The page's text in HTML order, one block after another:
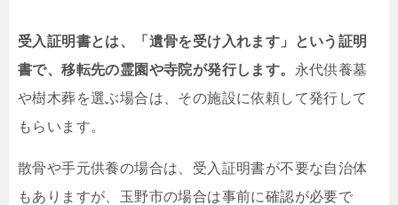
受入証明書とは、「遺骨を受け入れます」という証明
書で、移転先の霊園や寺院が発行します。 永代供養墓
や樹木葬を選ぶ場合は、その施設に依頼して発行して
もらいます。
散骨や手元供養の場合は、受入証明書が不要な自治体
もありますが、玉野市の場合は事前に確認が必要で